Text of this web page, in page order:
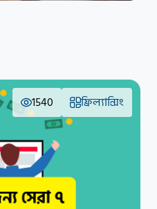
1540 ফ্রিল্যান্সিং